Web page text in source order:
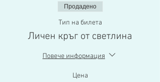
Продадено
Тип на билета
Личен кръг от светлина
Повече информация
Цена